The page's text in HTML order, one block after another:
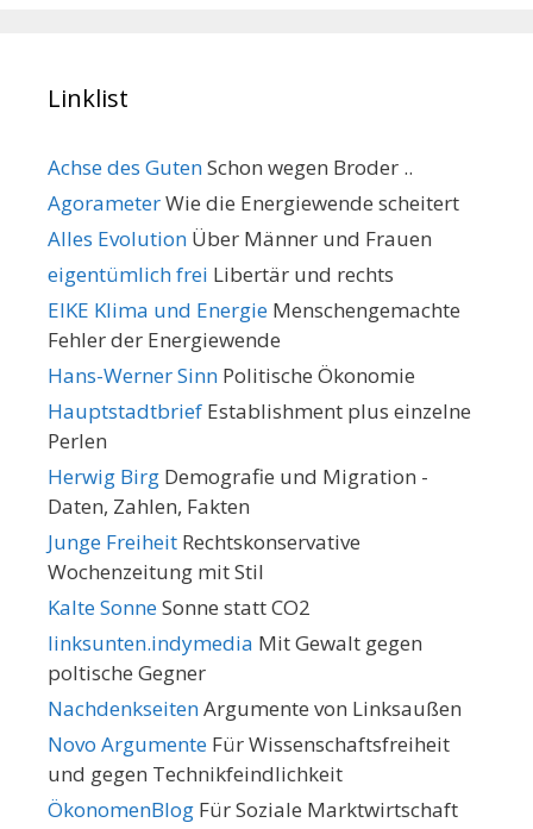
Linklist
Achse des GutenSchon wegen Broder ..
AgorameterWie die Energiewende scheitert
Alles Evolution Über Männer und Frauen
eigentümlich frei Libertär und rechts
EIKE Klima und Energie Menschengemachte
Fehler der Energiewende
Hans-Werner Sinn Politische Ökonomie
Hauptstadtbrief Establishment plus einzelne
Perlen
Herwig Birg Demografie und Migration -
Daten, Zahlen, Fakten
Junge Freiheit Rechtskonservative
Wochenzeitung mit Stil
Kalte SonneSonne statt CO2
linksunten.indymedia Mit Gewalt gegen
poltische Gegner
NachdenkseitenArgumente von Linksaußen
Novo Argumente Für Wissenschaftsfreiheit
und gegen Technikfeindlichkeit
ÖkonomenBlog Für Soziale Marktwirtschaft